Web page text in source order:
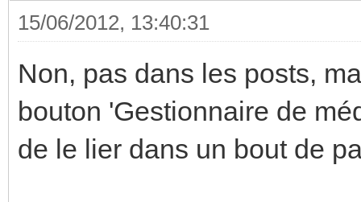
15/06/2012, 13:40:31
Non, pas dans les posts,
bouton 'Gestionnaire de
de le lier dans un bout de